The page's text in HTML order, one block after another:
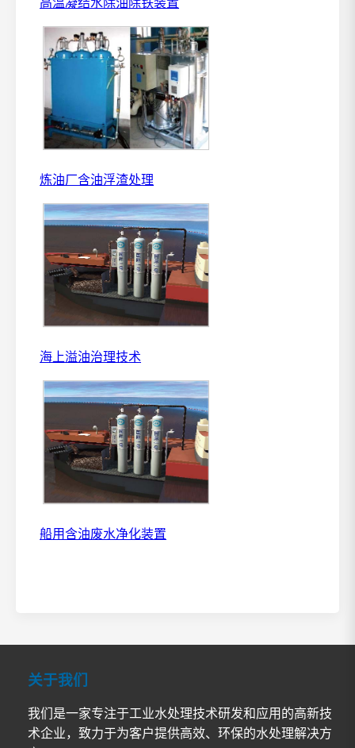
高温凝结水除油除铁装置
炼油厂含油浮渣处理
海上溢油治理技术
船用含油废水净化装置
关于我们
我们是一家专注于工业水处理技术研发和应用的高新技
术企业，致力于为客户提供高效、环保的水处理解决方